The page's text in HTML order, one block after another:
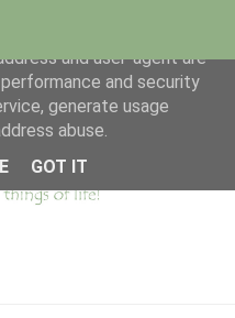
to deliver its services
and user-agent are
and security
generate usage
abuse.
GOT IT